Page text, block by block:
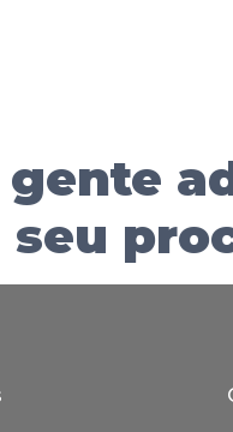
gente